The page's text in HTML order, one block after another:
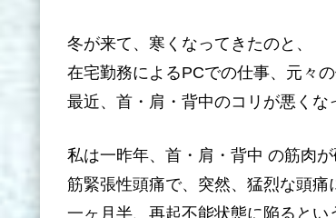
冬が来て、寒くなってきたのと、
在宅勤務によるPCでの仕事、元々
最近、首・肩・背中のコリが悪くな
私は一昨年、首・肩・背中 の筋肉
筋緊張性頭痛で、突然、猛烈な頭痛
一ヶ月半、再起不能状態に陥るとい